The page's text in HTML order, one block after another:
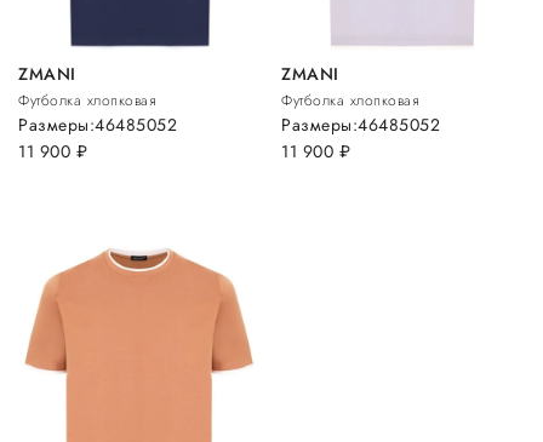
ZMANI
Футболка хлопковая
11 900 руб.
Размеры:46485052
ZMANI
Футболка хлопковая
11 900 руб.
Размеры:46485052